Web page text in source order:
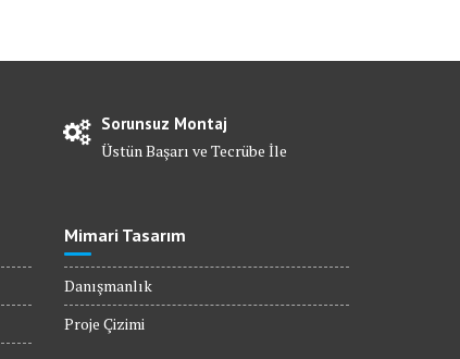
Sorunsuz Montaj
Üstün Başarı ve Tecrübe İle
Mimari Tasarım
Danışmanlık
Proje Çizimi